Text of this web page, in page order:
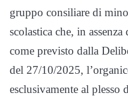
gruppo consiliare di
scolastica che, in
come previsto dalla
del 27/10/2025,
esclusivamente al plesso